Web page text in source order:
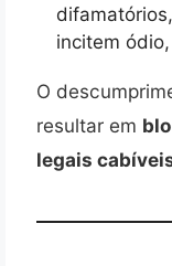
incitem
O
resultar em
legais